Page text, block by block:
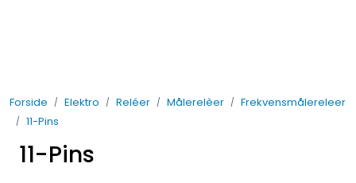
Forside Elektro Reléer Målerelèer
Frekvensmålereleer
11-Pins
11-Pins
Fabrikkautomatisering
Prosessautomatisering